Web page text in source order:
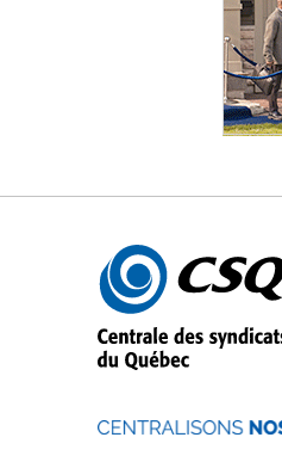
Autres
informations